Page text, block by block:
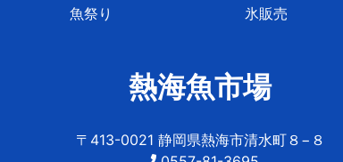
魚祭り 氷販売
熱海魚市場
〒413-0021 静岡県熱海市清水町８−８